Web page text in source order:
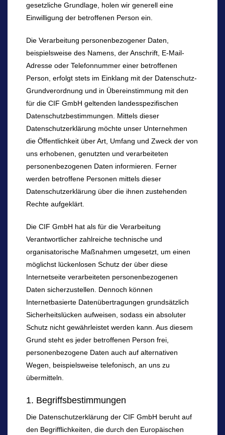
gesetzliche Grundlage, holen wir generell eine
Einwilligung der betroffenen Person ein.
Die Verarbeitung personenbezogener Daten,
beispielsweise des Namens, der Anschrift, E-Mail-
Adresse oder Telefonnummer einer betroffenen
Person, erfolgt stets im Einklang mit der Datenschutz-
Grundverordnung und in Übereinstimmung mit den
für die CIF GmbH geltenden landesspezifischen
Datenschutzbestimmungen. Mittels dieser
Datenschutzerklärung möchte unser Unternehmen
die Öffentlichkeit über Art, Umfang und Zweck der von
uns erhobenen, genutzten und verarbeiteten
personenbezogenen Daten informieren. Ferner
werden betroffene Personen mittels dieser
Datenschutzerklärung über die ihnen zustehenden
Rechte aufgeklärt.
Die CIF GmbH hat als für die Verarbeitung
Verantwortlicher zahlreiche technische und
organisatorische Maßnahmen umgesetzt, um einen
möglichst lückenlosen Schutz der über diese
Internetseite verarbeiteten personenbezogenen
Daten sicherzustellen. Dennoch können
Internetbasierte Datenübertragungen grundsätzlich
Sicherheitslücken aufweisen, sodass ein absoluter
Schutz nicht gewährleistet werden kann. Aus diesem
Grund steht es jeder betroffenen Person frei,
personenbezogene Daten auch auf alternativen
Wegen, beispielsweise telefonisch, an uns zu
übermitteln.
1. Begriffsbestimmungen
Die Datenschutzerklärung der CIF GmbH beruht auf
den Begrifflichkeiten, die durch den Europäischen